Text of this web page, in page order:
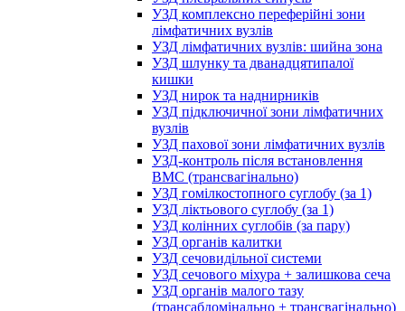
УЗД комплексно переферійні зони
лімфатичних вузлів
УЗД лімфатичних вузлів: шийна зона
УЗД шлунку та дванадцятипалої
кишки
УЗД нирок та наднирників
УЗД підключичної зони лімфатичних
вузлів
УЗД пахової зони лімфатичних вузлів
УЗД-контроль після встановлення
ВМС (трансвагінально)
УЗД гомілкостопного суглобу (за 1)
УЗД ліктьового суглобу (за 1)
УЗД колінних суглобів (за пару)
УЗД органів калитки
УЗД сечовидільної системи
УЗД сечового міхура + залишкова сеча
УЗД органів малого тазу
(трансабдомінально + трансвагінально)